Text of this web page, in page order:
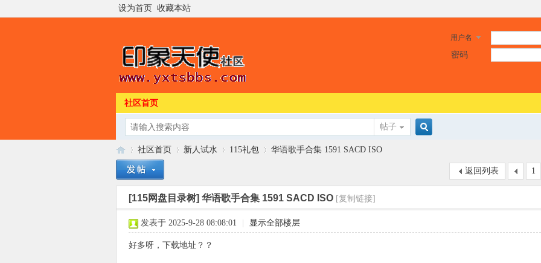
设为首页 收藏本站
用户名
密码
社区首页
帖子
»
社区首页
›
新人试水
›
115礼包
›
华语歌手合集 1591 SACD ISO
1
返回列表
[115网盘目录树] 华语歌手合集 1591 SACD ISO [复制链接]
发表于 2025-9-28 08:08:01 显示全部楼层
好多呀，下载地址？？